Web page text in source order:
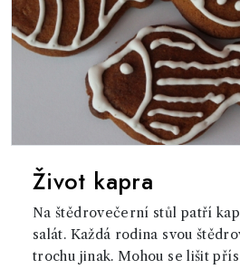
Život kapra
Na štědrovečerní stůl patří
salát. Každá rodina svou
trochu jinak. Mohou se lišit